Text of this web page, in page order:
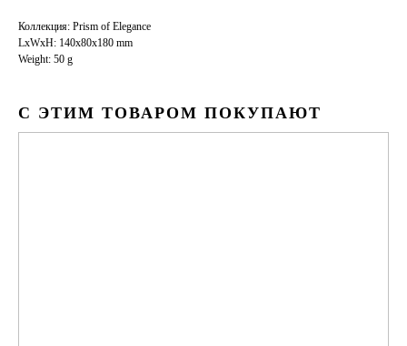
Коллекция: Prism of Elegance
LxWxH: 140x80x180 mm
Weight: 50 g
С ЭТИМ ТОВАРОМ ПОКУПАЮТ